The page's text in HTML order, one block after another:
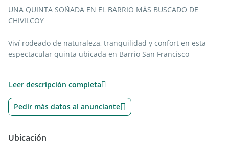
UNA QUINTA SOÑADA EN EL BARRIO MÁS BUSCADO DE
CHIVILCOY
Viví rodeado de naturaleza, tranquilidad y confort en esta
espectacular quinta ubicada en Barrio San Francisco
Lote de 40 x 60
2.400 m² de parque totalmente cercado
APTA CRÉDITO HIPOTECARIO
Leer descripción completa
Pedir más datos al anunciante
Ubicación